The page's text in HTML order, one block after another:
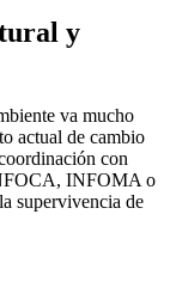
y
va mucho
actual de cambio
con
INFOMA o
supervivencia de